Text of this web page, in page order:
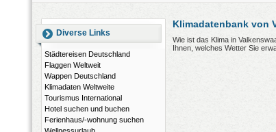
Diverse Links
Städtereisen Deutschland
Flaggen Weltweit
Wappen Deutschland
Klimadaten Weltweite
Tourismus International
Hotel suchen und buchen
Ferienhaus/-wohnung suchen
Klimadatenbank von
Wie ist das Klima in
Ihnen, welches Wetter Sie